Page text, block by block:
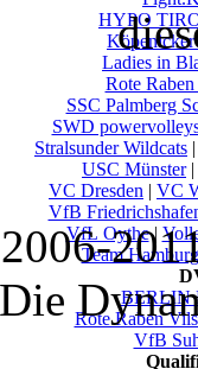
HYPO
Ladies in
Rote
SSC Palmberg
SWD
Stralsunder Wildcats
USC Münster|
VC Dresden | VC
VfB
VfL Oythe|
Team Hamburg
BERLIN
Rote Raben
VfB